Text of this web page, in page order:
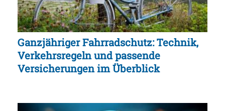
Ganzjähriger Fahrradschutz: Technik,
Verkehrsregeln und passende
Versicherungen im Überblick